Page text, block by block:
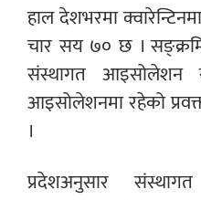
हाल देशभरमा
चार सय ७० छ ।
संस्थागत
आइसोलेशनमा रहेको
।
प्रदेशअनुसार